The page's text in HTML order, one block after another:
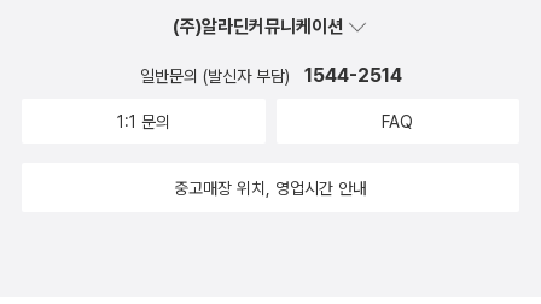
것으로 만들어 보려는 생각을 했을때, 그랬으니까. 지금도 독서 그 자
을 읽고 나만의 방법으로 응용하는 의미에서 20권 Project를 시작
는게 내 마음이니까. 읽을 생각이 전혀 없었던 책. 그리고 사실 읽는
대리를 만나게 된거.. 솔직히 <읽어야 산다>는 아래 강의만 들어봐
인가보다 세바시 강의라는것도 있었구나!!!!!!! ㅋㅋㅋ 난 첨 알았네 ㅠ
ㅠ 동영상을 올렸는데 자꾸 오류가 나서 지워뿌따;; (세바시 강의 :2
웃음소리도 살짝 그렇고;;; 안스러울 만큼 불안불안하게 강의를 이끌
하면 시리즈로 줄줄이 나오는데 1편보다 나은 후편을 거의 본 적이 없
어서... 이 책도 일단 1편을 봐야겠다. <책 잘 읽고 감상문 잘쓰는 마
(주)알라딘커뮤니케이션
일반문의 (발신자 부담) 1544-2514
1:1 문의 FAQ
중고매장 위치, 영업시간 안내